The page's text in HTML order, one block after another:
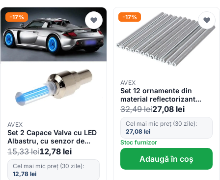
-17% ♥
AVEX
Set 2 Capace Valva cu LED
Albastru, cu senzor de
lumina si miscare
15,33lei12,78 lei
Cel mai mic preț (30 zile):
12,78 lei
-17% ♥
AVEX
Set 12 ornamente din
material reflectorizant
pentru spite bicicleta,
culoare gri – argintiu
32,49lei27,08 lei
Cel mai mic preț (30 zile):
27,08 lei
Stoc furnizor
Adaugă în coș